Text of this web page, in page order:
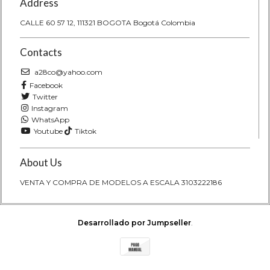
Address
CALLE 60 57 12, 111321 BOGOTA Bogotá Colombia
Contacts
a28co@yahoo.com
Facebook
Twitter
Instagram
WhatsApp
Youtube
Tiktok
About Us
VENTA Y COMPRA DE MODELOS A ESCALA 3103222186
Desarrollado por Jumpseller.